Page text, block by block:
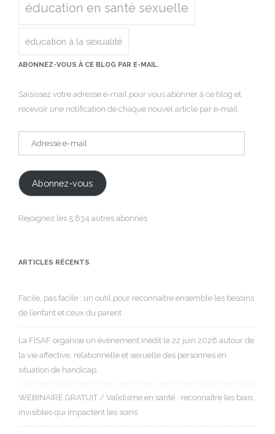
éducation en santé sexuelle
éducation à la sexualité
ABONNEZ-VOUS À CE BLOG PAR E-MAIL.
Saisissez votre adresse e-mail pour vous abonner à ce blog et
recevoir une notification de chaque nouvel article par e-mail.
Adresse
e-
Abonnez-vous
Rejoignez les 5 834 autres abonnés
ARTICLES RÉCENTS
Facile, pas facile : un outil pour reconnaître ensemble les besoins
de l’enfant et ceux du parent
La FISAF organise un événement inédit le 22 juin 2026 autour de
la vie affective, relationnelle et sexuelle des personnes en
situation de handicap.
WEBINAIRE GRATUIT / Validisme en santé : reconnaître les biais
invisibles qui impactent les soins